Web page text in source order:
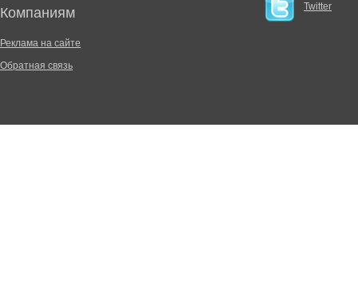
Компаниям
Реклама на сайте
Обратная связь
Twitter